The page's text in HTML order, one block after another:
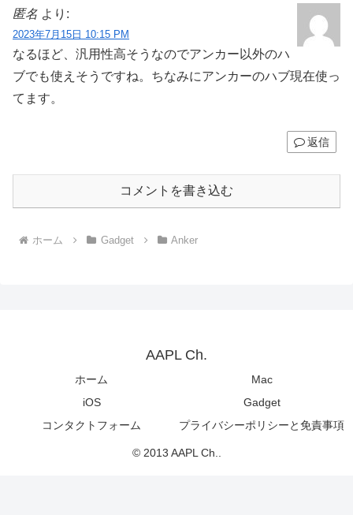
匿名 より:
2023年7月15日 10:15 PM
なるほど、汎用性高そうなのでアンカー以外のハ
ブでも使えそうですね。ちなみにアンカーのハブ現在使っ
てます。
返信
コメントを書き込む
ホーム Gadget Anker
AAPL Ch.
ホーム
Mac
iOS
Gadget
コンタクトフォーム
プライバシーポリシーと免責事項
© 2013 AAPL Ch..